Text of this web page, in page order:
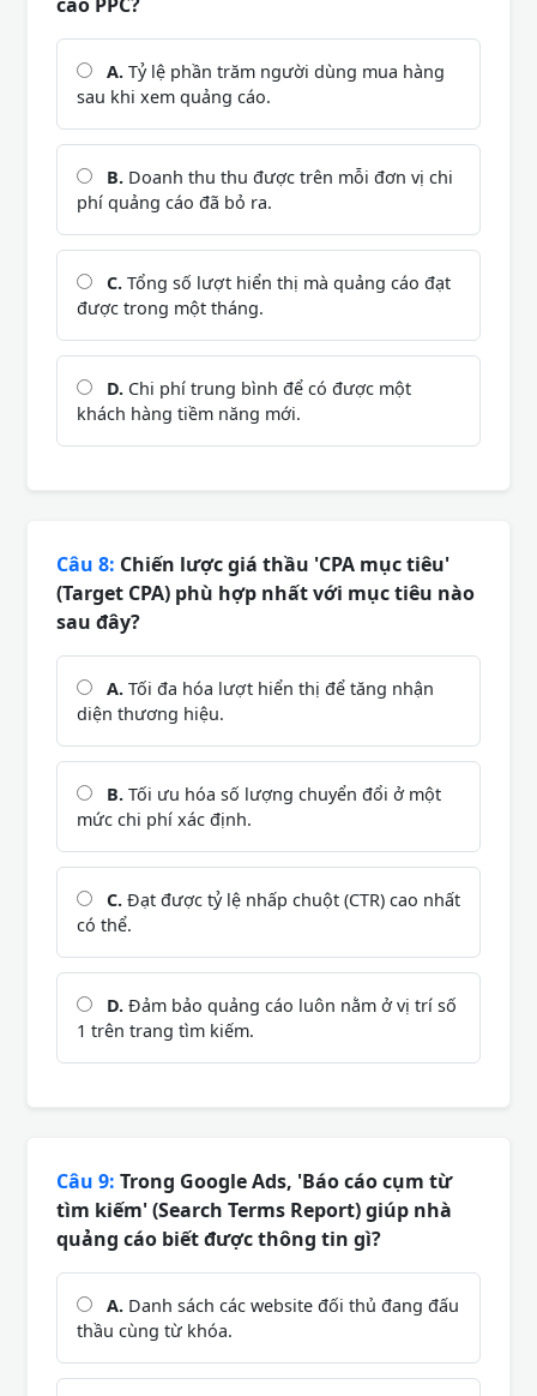
A. Tỷ lệ phần trăm người dùng mua hàng
sau khi xem quảng cáo.
B. Doanh thu thu được trên mỗi đơn vị chi
phí quảng cáo đã bỏ ra.
C. Tổng số lượt hiển thị mà quảng cáo đạt
được trong một tháng.
D. Chi phí trung bình để có được một
khách hàng tiềm năng mới.
Câu 8: Chiến lược giá thầu 'CPA mục tiêu'
(Target CPA) phù hợp nhất với mục tiêu nào
sau đây?
A. Tối đa hóa lượt hiển thị để tăng nhận
diện thương hiệu.
B. Tối ưu hóa số lượng chuyển đổi ở một
mức chi phí xác định.
C. Đạt được tỷ lệ nhấp chuột (CTR) cao nhất
có thể.
D. Đảm bảo quảng cáo luôn nằm ở vị trí số
1 trên trang tìm kiếm.
Câu 9: Trong Google Ads, 'Báo cáo cụm từ
tìm kiếm' (Search Terms Report) giúp nhà
quảng cáo biết được thông tin gì?
A. Danh sách các website đối thủ đang đấu
thầu cùng từ khóa.